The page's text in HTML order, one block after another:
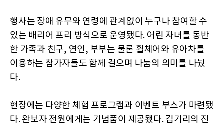
행사는 장애 유무와 연령에 관계없이 누구나 참여할 수
있는 배리어 프리 방식으로 운영됐다. 어린 자녀를 동반
한 가족과 친구, 연인, 부부는 물론 휠체어와 유아차를
이용하는 참가자들도 함께 걸으며 나눔의 의미를 나눴
다.
현장에는 다양한 체험 프로그램과 이벤트 부스가 마련됐
다. 완보자 전원에게는 기념품이 제공됐다. 김기리의 진